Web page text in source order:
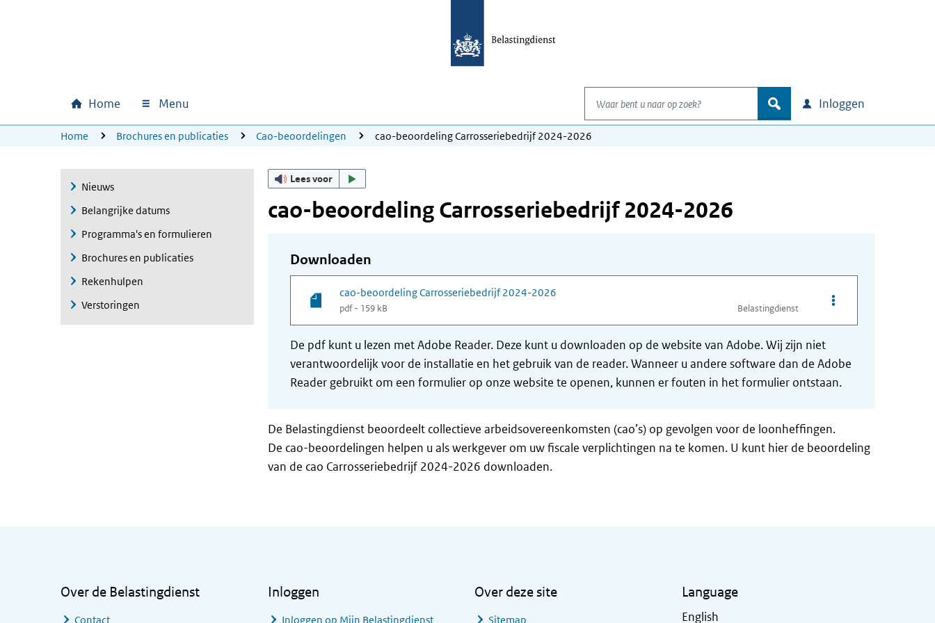
Hoofdnavigatie
Home Menu
Waar bent u naar op zoek?
zoek Inloggen
U bevindt zich hier:
Home Brochures en publicaties Cao-beoordelingen cao-beoordeling Carrosseriebedrijf 2024-2026
Nieuws
Belangrijke datums
Programma's en formulieren
Brochures en publicaties
Rekenhulpen
Verstoringen
Lees voor
cao-beoordeling Carrosseriebedrijf 2024-2026
Downloaden
cao-beoordeling Carrosseriebedrijf 2024-2026
pdf - 159 kB Belastingdienst
Opties van bestand
De pdf kunt u lezen met Adobe Reader. Deze kunt u downloaden op de website van Adobe. Wij zijn niet
verantwoordelijk voor de installatie en het gebruik van de reader. Wanneer u andere software dan de Adobe
Reader gebruikt om een formulier op onze website te openen, kunnen er fouten in het formulier ontstaan.
De Belastingdienst beoordeelt collectieve arbeidsovereenkomsten (cao’s) op gevolgen voor de loonheffingen.
De cao-beoordelingen helpen u als werkgever om uw fiscale verplichtingen na te komen. U kunt hier de beoordeling
van de cao Carrosseriebedrijf 2024-2026 downloaden.
Over de Belastingdienst
Contact
Inloggen
Inloggen op Mijn Belastingdienst
Over deze site
Sitemap
Language
English